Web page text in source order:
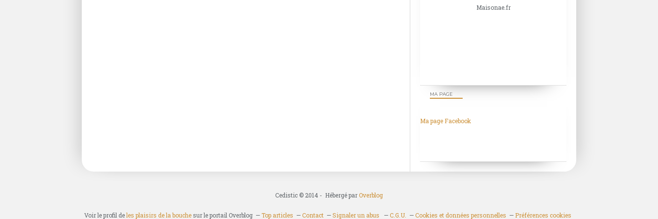
Maisonae.fr
MA PAGE
Ma page Facebook
Cedistic © 2014 - Hébergé parOverblog
Voir le profil deles plaisirs de la bouchesur le portail Overblog Top articles Contact Signaler un abus C.G.U. Cookies et données personnelles Préférences cookies